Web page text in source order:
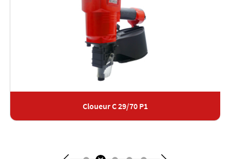
Cloueur C 29/70 P1